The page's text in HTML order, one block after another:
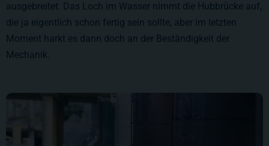
ausgebreitet. Das Loch im Wasser nimmt die Hubbrücke auf,
die ja eigentlich schon fertig sein sollte, aber im letzten
Moment harkt es dann doch an der Beständigkeit der
Mechanik.